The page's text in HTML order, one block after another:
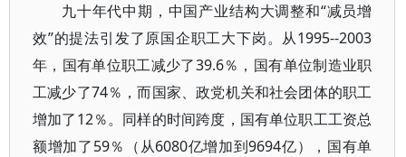
九十年代中期，中国产业结构大调整和“减员增
效”的提法引发了原国企职工大下岗。从1995--2003
年，国有单位职工减少了39.6％，国有单位制造业职
工减少了74％，而国家、政党机关和社会团体的职工
增加了12％。同样的时间跨度，国有单位职工工资总
额增加了59％（从6080亿增加到9694亿），国有单